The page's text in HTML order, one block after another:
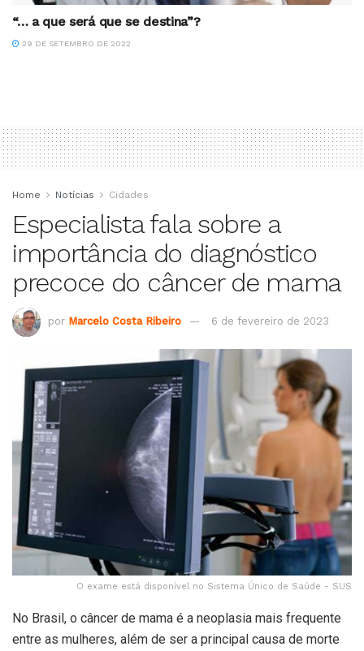
“… a que será que se destina”?
29 DE SETEMBRO DE 2022
Home Notícias Cidades
Especialista fala sobre a
importância do diagnóstico
precoce do câncer de mama
por Marcelo Costa Ribeiro 6 de fevereiro de 2023
O exame está disponível no Sistema Único de Saúde - SUS
No Brasil, o câncer de mama é a neoplasia mais frequente
entre as mulheres, além de ser a principal causa de morte